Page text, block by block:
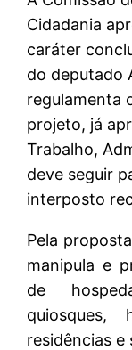
Cidadania
caráter
do deputado
regulamenta
projeto, já
Trabalho,
deve seguir
interposto
Pela
manipula e
de
quiosques,
residências e